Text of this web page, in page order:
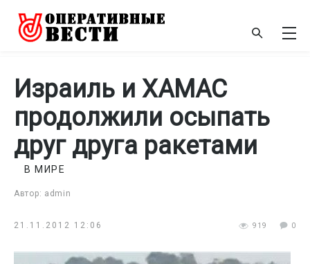
Израиль и ХАМАС
продолжили осыпать
друг друга ракетами
Автор: admin
В МИРЕ
21.11.2012 12:06 919 0